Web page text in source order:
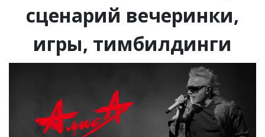
сценарий вечеринки,
игры, тимбилдинги